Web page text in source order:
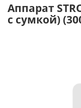
ГЕЛЬ ЛАКИ
Аппарат
с сумкой)